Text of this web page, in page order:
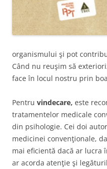
organismului şi pot
Când nu reuşim să
face în locul nostru prin
Pentru vindecare, este
tratamentelor medicale
din psihologie. Cei doi
medicinei convenţionale,
mai eficientă dacă ar lucra
ar acorda atenţie şi